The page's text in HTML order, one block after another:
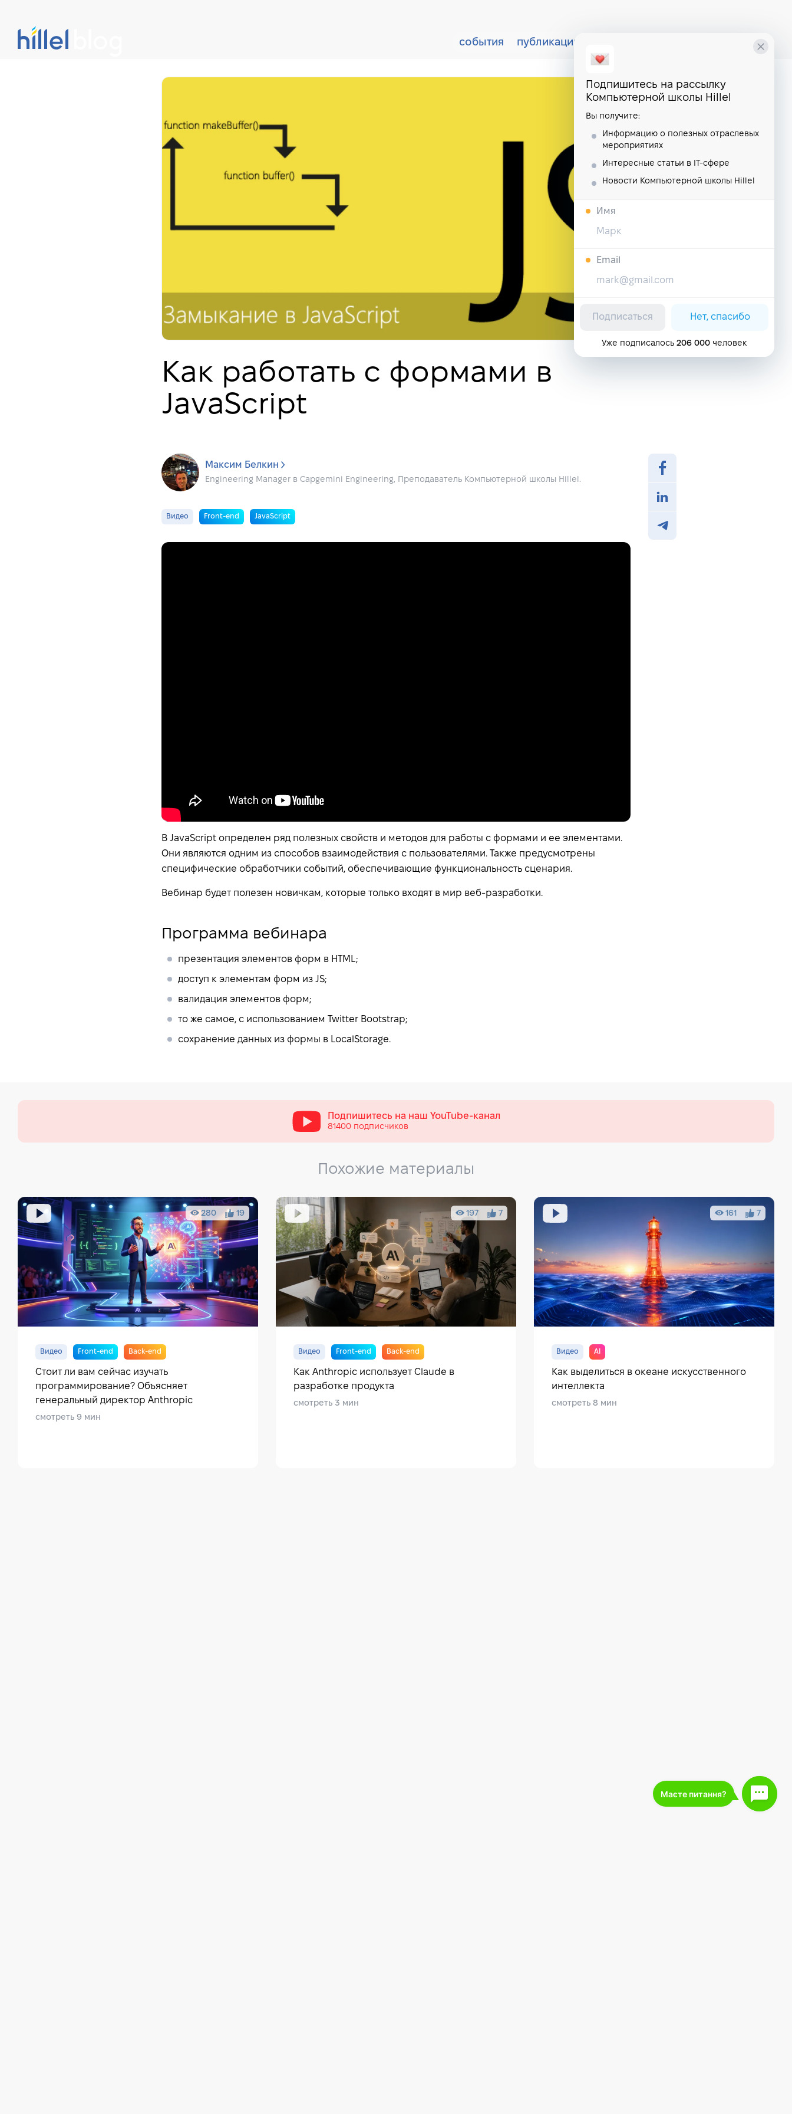
события публикации
Как работать с формами в
JavaScript
Максим Белкин
Engineering Manager в Capgemini Engineering, Преподаватель Компьютерной школы Hillel.
Видео Front-end JavaScript
В JavaScript определен ряд полезных свойств и методов для работы с формами и ее элементами.
Они являются одним из способов взаимодействия с пользователями. Также предусмотрены
специфические обработчики событий, обеспечивающие функциональность сценария.
Вебинар будет полезен новичкам, которые только входят в мир веб-разработки.
Программа вебинара
презентация элементов форм в HTML;
доступ к элементам форм из JS;
валидация элементов форм;
то же самое, с использованием Twitter Bootstrap;
сохранение данных из формы в LocalStorage.
Подпишитесь на наш YouTube-канал
81400 подписчиков
Похожие материалы
280 19
Видео Front-end Back-end
Стоит ли вам сейчас изучать
программирование? Объясняет
генеральный директор Anthropic
смотреть 9 мин
197 7
Видео Front-end Back-end
Как Anthropic использует Claude в
разработке продукта
смотреть 3 мин
161 7
Видео AI
Как выделиться в океане искусственного
интеллекта
смотреть 8 мин
Подпишитесь на рассылку
Компьютерной школы Hillel
Вы получите:
Информацию о полезных отраслевых
мероприятиях
Интересные статьи в IT-сфере
Новости Компьютерной школы Hillel
Имя
Email
Подписаться Нет, спасибо
Уже подписалось 206 000 человек